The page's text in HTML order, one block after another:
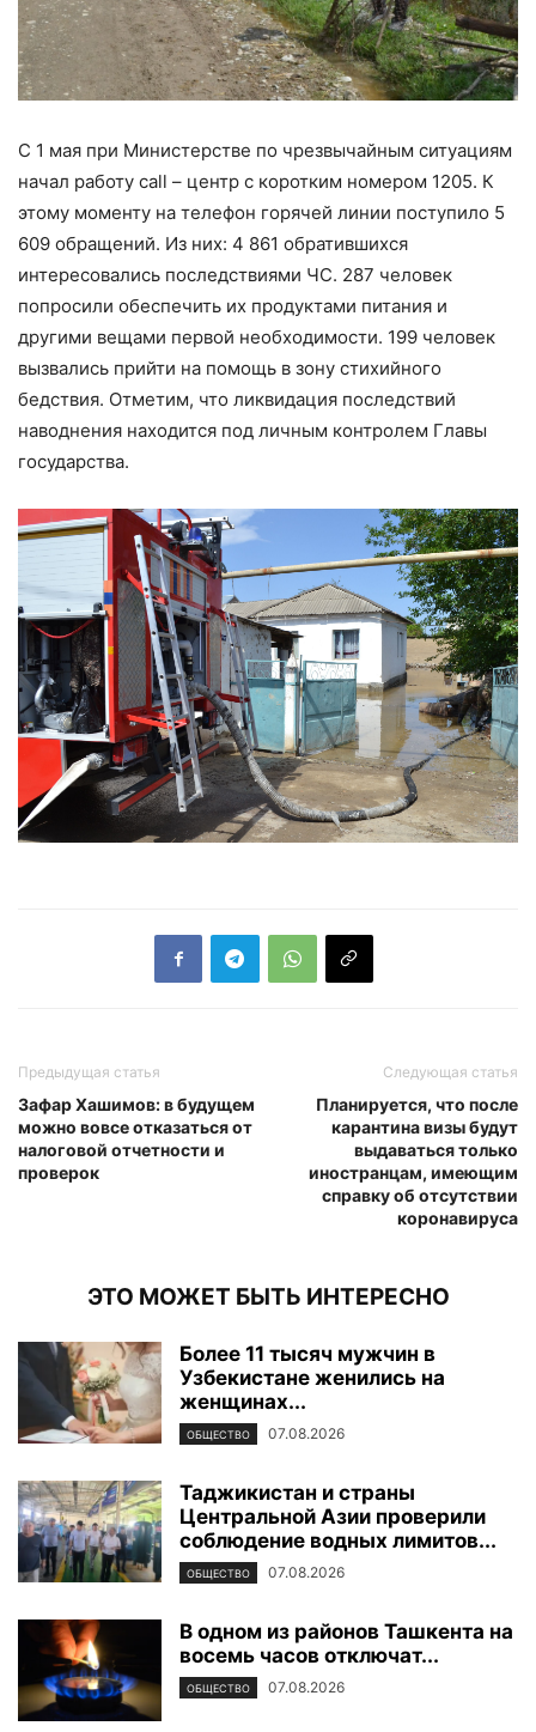
C 1 мая при Министерстве по чрезвычайным ситуациям
начал работу call – центр с коротким номером 1205. К
этому моменту на телефон горячей линии поступило 5
609 обращений. Из них: 4 861 обратившихся
интересовались последствиями ЧС. 287 человек
попросили обеспечить их продуктами питания и
другими вещами первой необходимости. 199 человек
вызвались прийти на помощь в зону стихийного
бедствия. Отметим, что ликвидация последствий
наводнения находится под личным контролем Главы
государства.
Предыдущая статья
Зафар Хашимов: в будущем
можно вовсе отказаться от
налоговой отчетности и
проверок
Следующая статья
Планируется, что после
карантина визы будут
выдаваться только
иностранцам, имеющим
справку об отсутствии
коронавируса
ЭТО МОЖЕТ БЫТЬ ИНТЕРЕСНО
Более 11 тысяч мужчин в
Узбекистане женились на
женщинах...
ОБЩЕСТВО 07.08.2026
Таджикистан и страны
Центральной Азии проверили
соблюдение водных лимитов...
ОБЩЕСТВО 07.08.2026
В одном из районов Ташкента на
восемь часов отключат...
ОБЩЕСТВО 07.08.2026